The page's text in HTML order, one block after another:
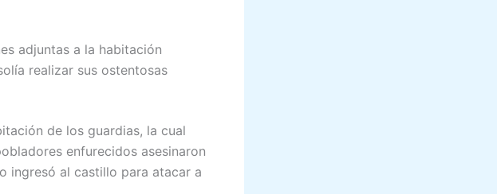
adjuntas a la habitación
realizar sus ostentosas
de los guardias, la cual
enfurecidos asesinaron
ingresó al castillo para atacar a